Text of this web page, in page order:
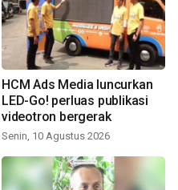
HCM Ads Media luncurkan
LED-Go! perluas publikasi
videotron bergerak
Senin, 10 Agustus 2026